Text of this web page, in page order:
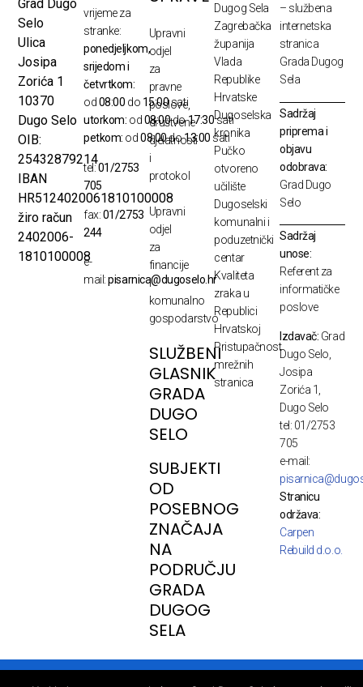
Grad Dugo
Selo
Ulica
Josipa
Zorića 1
10370
Dugo Selo
OIB:
25432879214
IBAN
HR5124020061810100008
žiro račun
2402006-
1810100008
vrijeme za
stranke:
ponedjeljkom,
srijedom i
četvrtkom:
od08:00 do 15:00sati
utorkom: od08:00do17:30sati
petkom: od08:00do13:00 sati
tel:01/2753
705
fax:01/2753
244
e-
mail:pisarnica@dugoselo.hr
Upravni
odjel
za
pravne
poslove,
društvene
djelatnosti
i
protokol
Upravni
odjel
za
financije
i
komunalno
gospodarstvo
SLUŽBENI
GLASNIK
GRADA
DUGO
SELO
SUBJEKTI
OD
POSEBNOG
ZNAČAJA
NA
PODRUČJU
GRADA
DUGOG
SELA
Dugog Sela
Zagrebačka
županija
Vlada
Republike
Hrvatske
Dugoselska
kronika
Pučko
otvoreno
učilište
Dugoselski
komunalni i
poduzetnički
centar
Kvaliteta
zraka u
Republici
Hrvatskoj
Pristupačnost
mrežnih
stranica
– službena
internetska
stranica
Grada Dugog
Sela
Sadržaj
priprema i
objavu
odobrava:
Grad Dugo
Selo
Sadržaj
unose:
Referent za
informatičke
poslove
Izdavač: Grad
Dugo Selo,
Josipa
Zorića 1,
Dugo Selo
tel: 01/2753
705
e-mail:
Stranicu
održava:
Carpen
Rebuild d.o.o.